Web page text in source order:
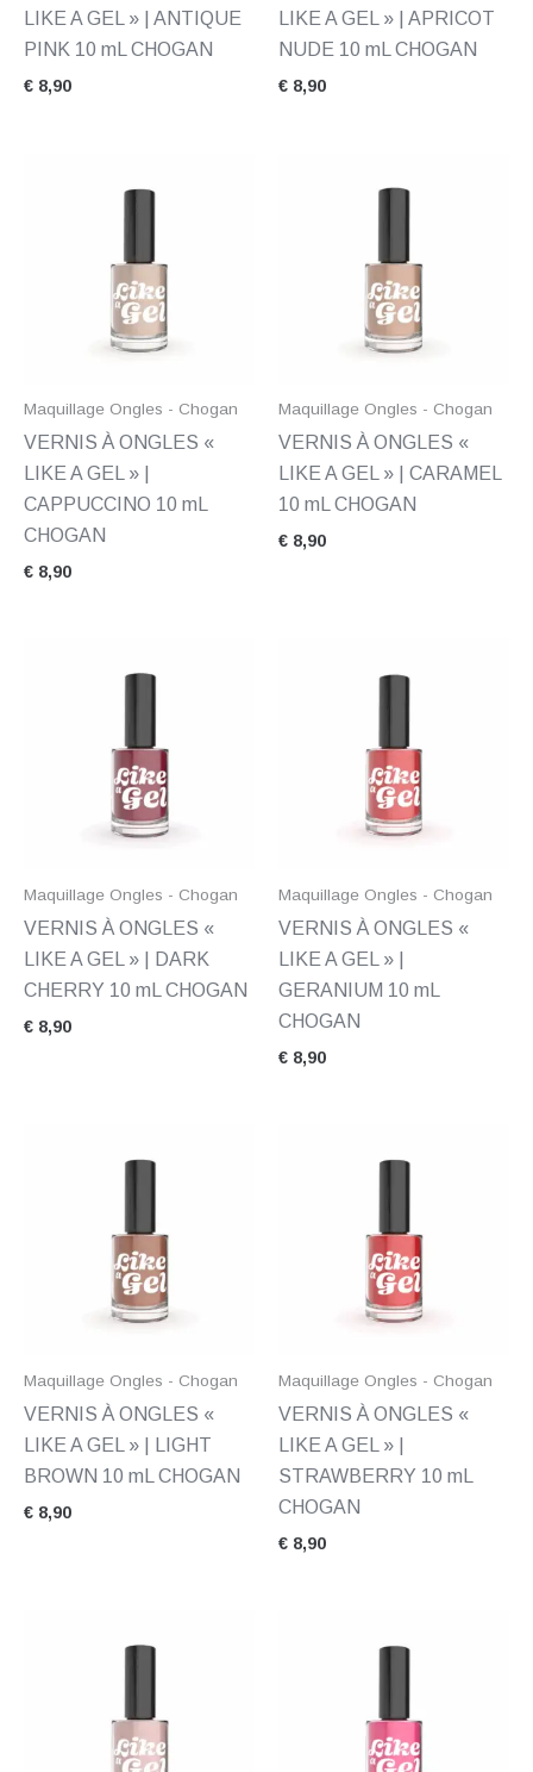
LIKE A GEL » | ANTIQUE
PINK 10 mL CHOGAN
€ 8,90
LIKE A GEL » | APRICOT
NUDE 10 mL CHOGAN
€ 8,90
Maquillage Ongles - Chogan
VERNIS À ONGLES «
LIKE A GEL » |
CAPPUCCINO 10 mL
CHOGAN
€ 8,90
Maquillage Ongles - Chogan
VERNIS À ONGLES «
LIKE A GEL » | CARAMEL
10 mL CHOGAN
€ 8,90
Maquillage Ongles - Chogan
VERNIS À ONGLES «
LIKE A GEL » | DARK
CHERRY 10 mL CHOGAN
€ 8,90
Maquillage Ongles - Chogan
VERNIS À ONGLES «
LIKE A GEL » |
GERANIUM 10 mL
CHOGAN
€ 8,90
Maquillage Ongles - Chogan
VERNIS À ONGLES «
LIKE A GEL » | LIGHT
BROWN 10 mL CHOGAN
€ 8,90
Maquillage Ongles - Chogan
VERNIS À ONGLES «
LIKE A GEL » |
STRAWBERRY 10 mL
CHOGAN
€ 8,90